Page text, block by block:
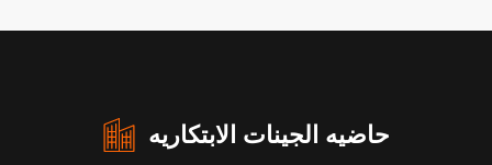
حاضيه الجينات الابتكاريه